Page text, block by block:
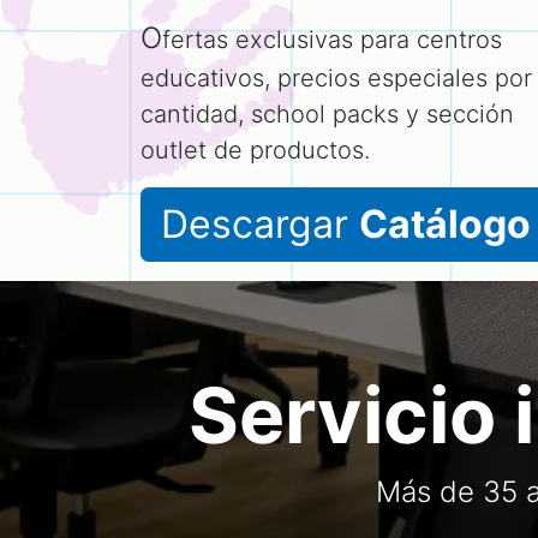
Ofertas exclusivas para centros
educativos, precios especiales por
cantidad, school packs y sección
outlet de productos.
Descargar Catálogo
Servicio
Más de 35